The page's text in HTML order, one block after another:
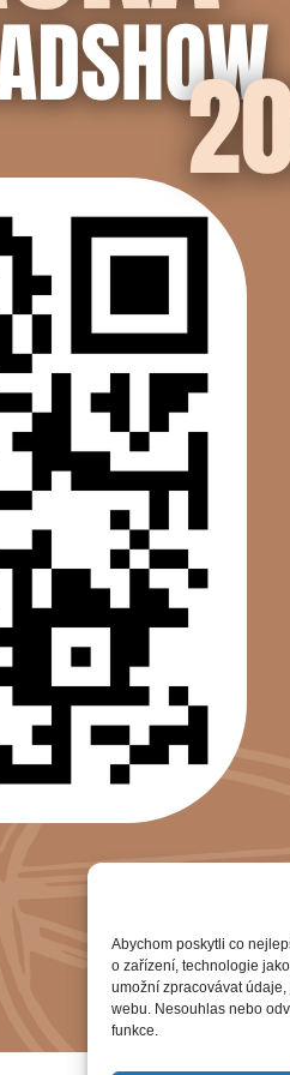
Abychom poskytli co
o zařízení, technologie
umožní zpracovávat
webu. Nesouhlas nebo
funkce.